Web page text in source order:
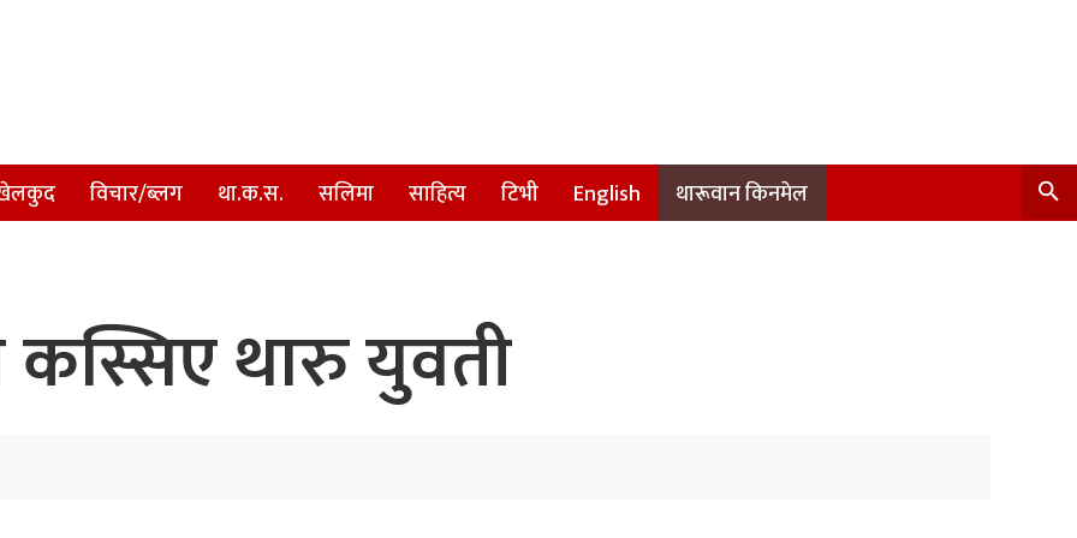
विचार/ब्लग था.क.स. सलिमा साहित्य टिभी English थारूवान किनमेल
थारु युवती